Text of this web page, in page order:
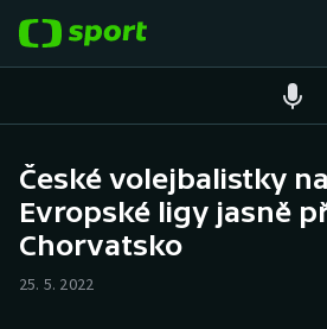
Hokej
České volejbalistky
Evropské ligy jasně
Chorvatsko
25. 5. 2022